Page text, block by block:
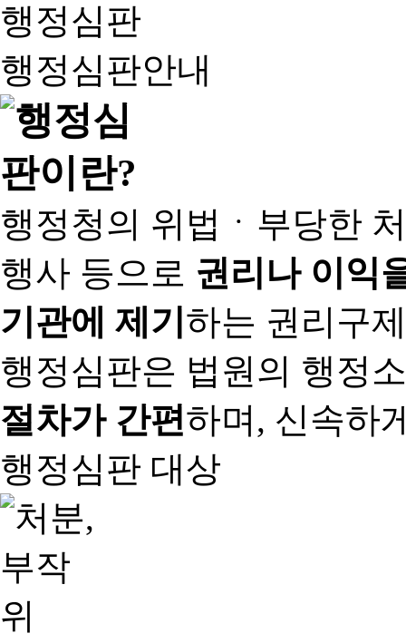
행정심판
행정심판안내
행정청의 위법ㆍ부당한
행사 등으로 권리나 이익
기관에 제기하는 권리구
행정심판은 법원의 행정
절차가 간편하며, 신속하
행정심판 대상